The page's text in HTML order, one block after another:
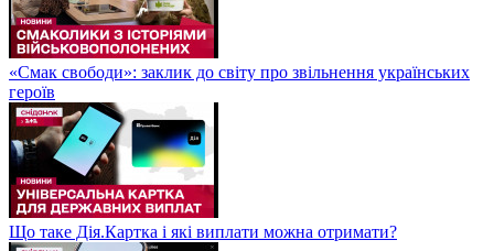
«Смак свободи»: заклик до світу про звільнення українських
героїв
Що таке Дія.Картка і які виплати можна отримати?